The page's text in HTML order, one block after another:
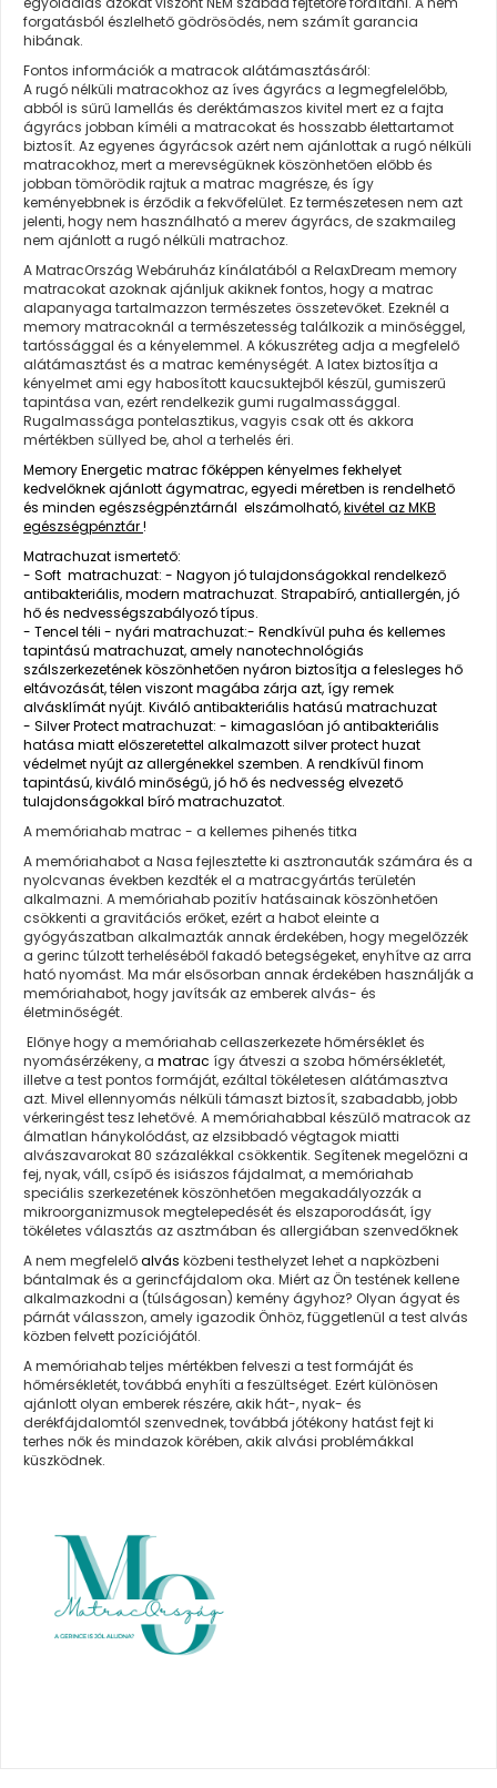
forgatásból észlelhető gödrösödés, nem számít garancia
hibának.
Fontos információk a matracok alátámasztásáról:
A rugó nélküli matracokhoz az íves ágyrács a legmegfelelőbb,
abból is sűrű lamellás és deréktámaszos kivitel mert ez a fajta
ágyrács jobban kíméli a matracokat és hosszabb élettartamot
biztosít. Az egyenes ágyrácsok azért nem ajánlottak a rugó nélküli
matracokhoz, mert a merevségüknek köszönhetően előbb és
jobban tömörödik rajtuk a matrac magrésze, és így
keményebbnek is érződik a fekvőfelület. Ez természetesen nem azt
jelenti, hogy nem használható a merev ágyrács, de szakmaileg
nem ajánlott a rugó nélküli matrachoz.
A MatracOrszág Webáruház kínálatából a RelaxDream memory
matracokat azoknak ajánljuk akiknek fontos, hogy a matrac
alapanyaga tartalmazzon természetes összetevőket. Ezeknél a
memory matracoknál a természetesség találkozik a minőséggel,
tartóssággal és a kényelemmel. A kókuszréteg adja a megfelelő
alátámasztást és a matrac keménységét. A latex biztosítja a
kényelmet ami egy habosított kaucsuktejből készül, gumiszerű
tapintása van, ezért rendelkezik gumi rugalmassággal.
Rugalmassága pontelasztikus, vagyis csak ott és akkora
mértékben süllyed be, ahol a terhelés éri.
Memory Energetic matrac főképpen kényelmes fekhelyet
kedvelőknek ajánlott ágymatrac, egyedi méretben is rendelhető
és minden egészségpénztárnál elszámolható,kivétel az MKB
egészségpénztár!
Matrachuzat ismertető:
- Soft matrachuzat: - Nagyon jó tulajdonságokkal rendelkező
antibakteriális, modern matrachuzat. Strapabíró, antiallergén, jó
hő és nedvességszabályozó típus.
- Tencel téli - nyári matrachuzat:- Rendkívül puha és kellemes
tapintású matrachuzat, amely nanotechnológiás
szálszerkezetének köszönhetően nyáron biztosítja a felesleges hő
eltávozását, télen viszont magába zárja azt, így remek
alvásklímát nyújt. Kiváló antibakteriális hatású matrachuzat
- Silver Protect matrachuzat: - kimagaslóan jó antibakteriális
hatása miatt előszeretettel alkalmazott silver protect huzat
védelmet nyújt az allergénekkel szemben. A rendkívül finom
tapintású, kiváló minőségű, jó hő és nedvesség elvezető
tulajdonságokkal bíró matrachuzatot.
A memóriahab matrac - a kellemes pihenés titka
Amemóriahabota Nasa fejlesztette ki asztronauták számára és a
nyolcvanas években kezdték el a matracgyártás területén
alkalmazni. A memóriahab pozitív hatásainak köszönhetően
csökkenti a gravitációs erőket, ezért a habot eleinte a
gyógyászatban alkalmazták annak érdekében, hogy megelőzzék
a gerinc túlzott terheléséből fakadó betegségeket, enyhítve az arra
ható nyomást. Ma már elsősorban annak érdekében használják a
memóriahabot, hogy javítsák az emberek alvás- és
életminőségét.
Előnye hogy a memóriahab cellaszerkezete hőmérséklet és
nyomásérzékeny, a matrac így átveszi a szoba hőmérsékletét,
illetve a test pontos formáját, ezáltal tökéletesen alátámasztva
azt. Mivel ellennyomás nélküli támaszt biztosít, szabadabb, jobb
vérkeringést tesz lehetővé. Amemóriahabbal készülőmatracokaz
álmatlan hánykolódást, az elzsibbadó végtagok miatti
alvászavarokat 80 százalékkal csökkentik. Segítenek megelőzni a
fej, nyak, váll, csípő és isiászos fájdalmat, a memóriahab
speciális szerkezetének köszönhetően megakadályozzák a
mikroorganizmusok megtelepedését és elszaporodását, így
tökéletes választás az asztmában és allergiában szenvedőknek
A nem megfelelőalvás közbeni testhelyzet lehet a napközbeni
bántalmak és a gerincfájdalom oka. Miért az Ön testének kellene
alkalmazkodni a (túlságosan) kemény ágyhoz? Olyan ágyat és
párnát válasszon, amely igazodik Önhöz, függetlenül a test alvás
közben felvett pozíciójától.
Amemóriahab teljes mértékben felveszi a test formájátés
hőmérsékletét, továbbá enyhíti a feszültséget. Ezért különösen
ajánlott olyan emberek részére, akik hát-, nyak- és
derékfájdalomtól szenvednek, továbbá jótékony hatást fejt ki
terhes nők és mindazok körében, akik alvási problémákkal
küszködnek.